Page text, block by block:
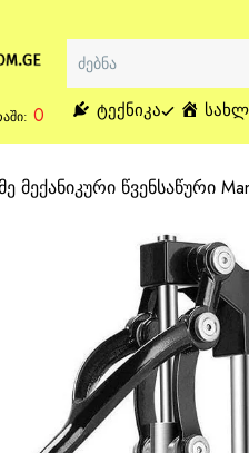
0 ᲢᲔᲥᲜᲘᲙᲐ
მექანიკური წვენსაწური